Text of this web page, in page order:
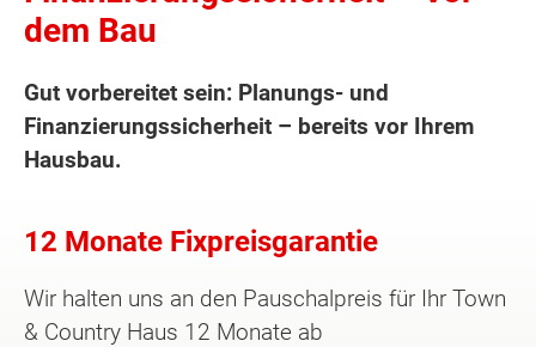
dem Bau
Gut vorbereitet sein: Planungs- und
Finanzierungssicherheit – bereits vor Ihrem
Hausbau.
12 Monate Fixpreisgarantie
Wir halten uns an den Pauschalpreis für Ihr Town
& Country Haus 12 Monate ab